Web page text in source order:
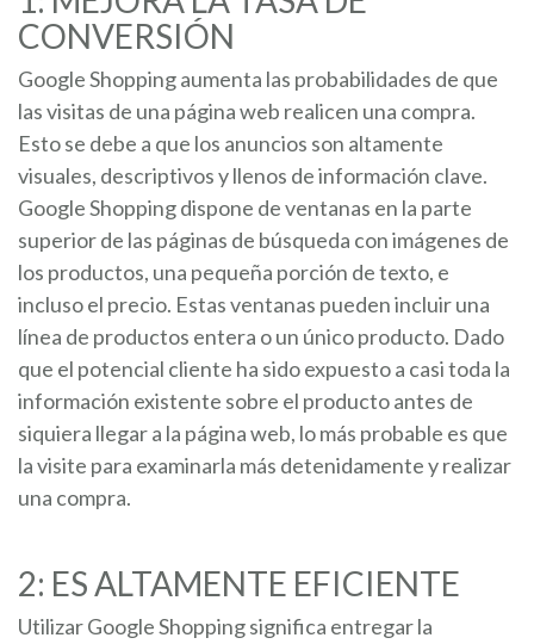
CONVERSIÓN
Google Shopping aumenta las probabilidades de que
las visitas de una página web realicen una compra.
Esto se debe a que los anuncios son altamente
visuales, descriptivos y llenos de información clave.
Google Shopping dispone de ventanas en la parte
superior de las páginas de búsqueda con imágenes de
los productos, una pequeña porción de texto, e
incluso el precio. Estas ventanas pueden incluir una
línea de productos entera o un único producto. Dado
que el potencial cliente ha sido expuesto a casi toda la
información existente sobre el producto antes de
siquiera llegar a la página web, lo más probable es que
la visite para examinarla más detenidamente y realizar
una compra.
2: ES ALTAMENTE EFICIENTE
Utilizar Google Shopping significa entregar la